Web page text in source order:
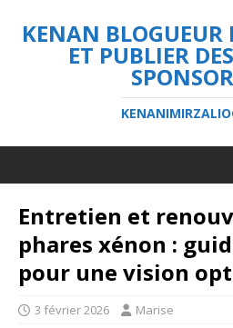
KENAN BLOGUEUR
ET PUBLIER
Entretien et
phares xénon :
pour une vision
3 février 2026 Marise